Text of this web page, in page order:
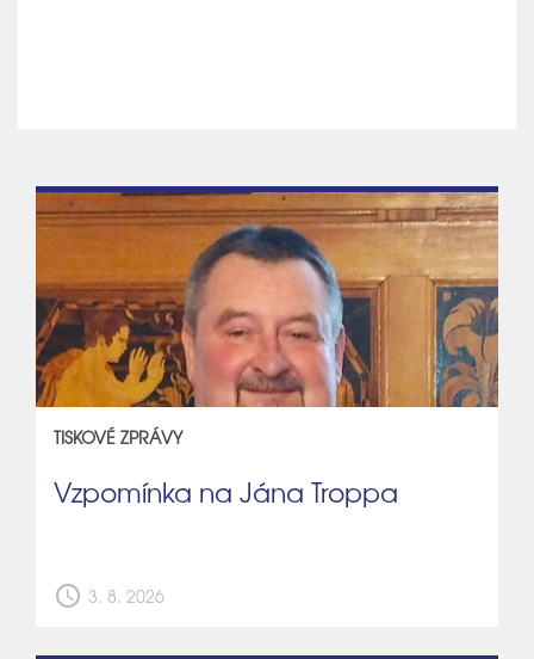
TISKOVÉ ZPRÁVY
Vzpomínka na Jána Troppa
schedule 3. 8. 2026